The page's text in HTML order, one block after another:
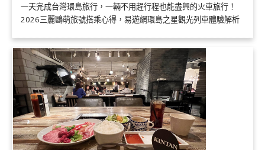
一天完成台灣環島旅行，一輛不用趕行程也能盡興的火車旅行！
2026三麗鷗萌旅號搭乘心得，易遊網環島之星觀光列車體驗解析